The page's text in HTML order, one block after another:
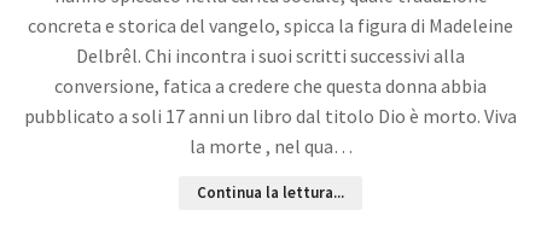
concreta e storica del vangelo, spicca la figura di Madeleine
Delbrêl. Chi incontra i suoi scritti successivi alla
conversione, fatica a credere che questa donna abbia
pubblicato a soli 17 anni un libro dal titolo Dio è morto. Viva
la morte , nel qua…
Continua la lettura...